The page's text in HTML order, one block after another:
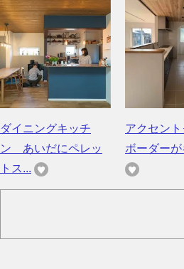
ダイニングキッチ
ン あいだにペレッ
トス...
アクセン
ボーダー